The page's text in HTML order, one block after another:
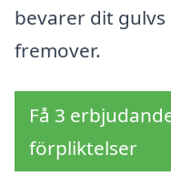
bevarer dit
fremover.
Få 3
förpliktelser